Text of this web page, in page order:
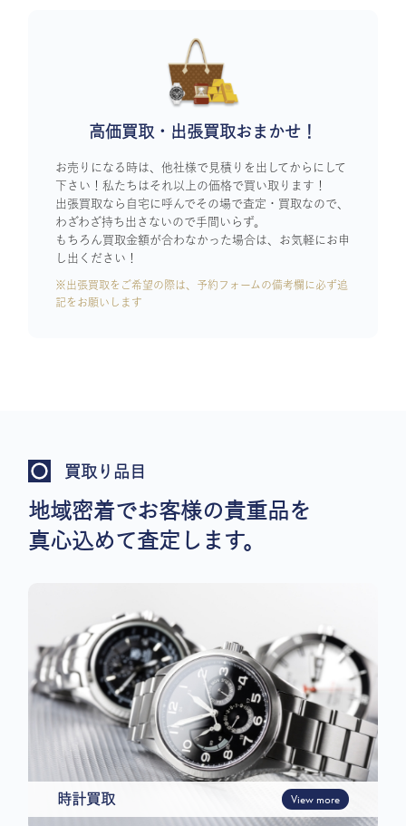
高価買取・出張買取おまかせ！
お売りになる時は、他社様で見積りを出してからにして
下さい！私たちはそれ以上の価格で買い取ります！
出張買取なら自宅に呼んでその場で査定・買取なので、
わざわざ持ち出さないので手間いらず。
もちろん買取金額が合わなかった場合は、お気軽にお申
し出ください！
※出張買取をご希望の際は、予約フォームの備考欄に必ず追
記をお願いします
買取り品目
地域密着でお客様の貴重品を
真心込めて査定します。
時計買取 View more